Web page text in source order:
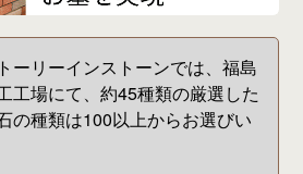
ーリーインストーンでは、福島
工場にて、約45種類の厳選した
の種類は100以上からお選びい